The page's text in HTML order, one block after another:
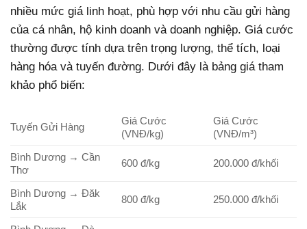
nhiều mức giá linh hoạt, phù hợp với nhu cầu gửi hàng
của cá nhân, hộ kinh doanh và doanh nghiệp. Giá cước
thường được tính dựa trên trọng lượng, thể tích, loại
hàng hóa và tuyến đường. Dưới đây là bảng giá tham
khảo phổ biến:
Tuyến Gửi Hàng
Giá Cước
(VNĐ/kg)
Giá Cước
(VNĐ/m³)
Bình Dương → Cần
Thơ
600 đ/kg 200.000 đ/khối
Bình Dương → Đăk
Lắk
800 đ/kg 250.000 đ/khối